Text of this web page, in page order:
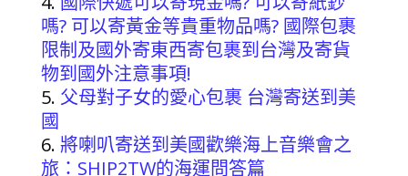
嗎? 可以寄黃金等貴重物品嗎? 國際包裹
限制及國外寄東西寄包裹到台灣及寄貨
物到國外注意事項!
父母對子女的愛心包裹 台灣寄送到美
國
將喇叭寄送到美國歡樂海上音樂會之
旅：SHIP2TW的海運問答篇